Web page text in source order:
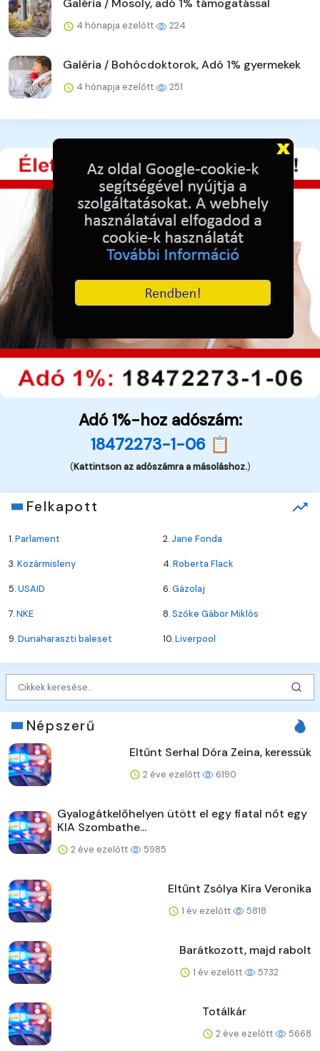
Galéria / Mosoly, adó 1% támogatással
4 hónapja ezelőtt 224
Galéria / Bohócdoktorok, Adó 1% gyermekek
4 hónapja ezelőtt 251
Adó 1%-hoz adószám:
18472273-1-06 📋
(Kattintson az adószámra a másoláshoz.)
Felkapott
1.Parlament 2.Jane Fonda
3.Kozármisleny 4.Roberta Flack
5.USAID 6.Gázolaj
7.NKE 8.Szőke Gábor Miklós
9.Dunaharaszti baleset 10.Liverpool
Népszerű
Eltűnt Serhal Dóra Zeina, keressük
2 éve ezelőtt 6190
Gyalogátkelőhelyen ütött el egy fiatal nőt egy
KIA Szombathe...
2 éve ezelőtt 5985
Eltűnt Zsólya Kíra Veronika
1 év ezelőtt 5818
Barátkozott, majd rabolt
1 év ezelőtt 5732
Totálkár
2 éve ezelőtt 5668